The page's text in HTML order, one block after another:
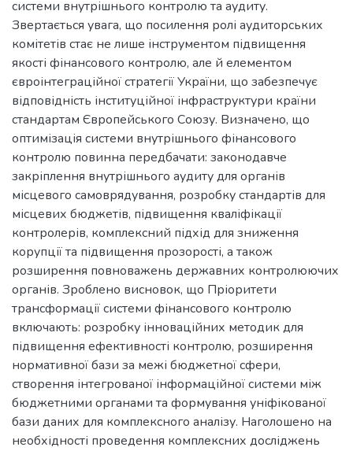
системи внутрішнього контролю та аудиту.
Звертається увага, що посилення ролі аудиторських
комітетів стає не лише інструментом підвищення
якості фінансового контролю, але й елементом
євроінтеграційної стратегії України, що забезпечує
відповідність інституційної інфраструктури країни
стандартам Європейського Союзу. Визначено, що
оптимізація системи внутрішнього фінансового
контролю повинна передбачати: законодавче
закріплення внутрішнього аудиту для органів
місцевого самоврядування, розробку стандартів для
місцевих бюджетів, підвищення кваліфікації
контролерів, комплексний підхід для зниження
корупції та підвищення прозорості, а також
розширення повноважень державних контролюючих
органів. Зроблено висновок, що Пріоритети
трансформації системи фінансового контролю
включають: розробку інноваційних методик для
підвищення ефективності контролю, розширення
нормативної бази за межі бюджетної сфери,
створення інтегрованої інформаційної системи між
бюджетними органами та формування уніфікованої
бази даних для комплексного аналізу. Наголошено на
необхідності проведення комплексних досліджень